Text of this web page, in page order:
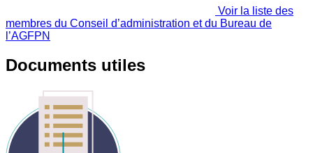
Voir la liste des
membres du Conseil d’administration et du Bureau de
l’AGFPN
Documents utiles